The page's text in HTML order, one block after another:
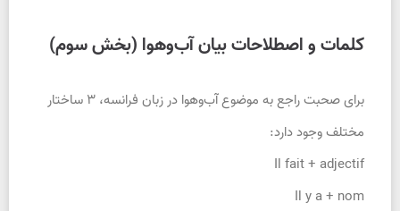
کلمات و اصطلاحات بیان آب‌وهوا (بخش سوم)
برای صحبت راجع به موضوع آب‌وهوا در زبان فرانسه، ۳ ساختار
مختلف وجود دارد:
Il fait + adjectif
Il y a + nom